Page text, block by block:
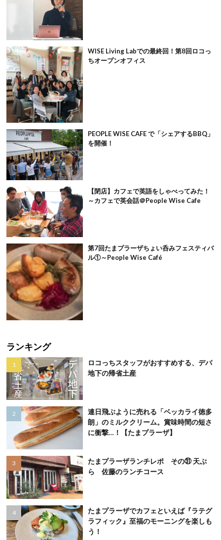
WISE Living Labでの最終回！第8回ロコっ
ちオープンオフィス
PEOPLE WISE CAFE で「シェアするBBQ」
を開催！
【閉店】カフェで英語をしゃべってみた！
～カフェで英会話＠People Wise Cafe
第7回たまプラーザちょい呑みフェスティバ
ル①～People Wise Café
ランキング
ロコっちスタッフがおすすめする、デパ
地下の帰省土産
連日飛ぶように売れる「ベッカライ徳多
朗」のミルククリーム。賞味時間の短さ
に衝撃…！【たまプラーザ】
たまプラーザランチレポ その㉛ 天ぷ
ら 佐藤のランチコース
たまプラーザでカフェといえば『ラテグ
ラフィック』至福のモーニングを楽しも
う！